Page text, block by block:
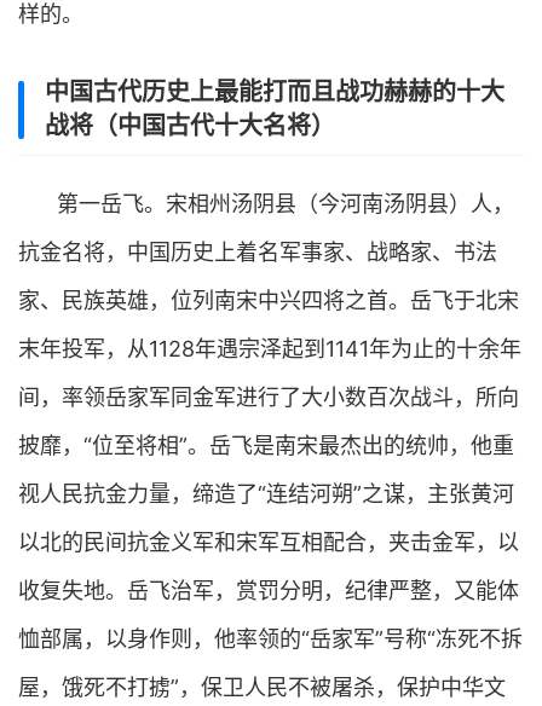
样的。
中国古代历史上最能打而且战功赫赫的十大
战将（中国古代十大名将）
第一岳飞。宋相州汤阴县（今河南汤阴县）人，
抗金名将，中国历史上着名军事家、战略家、书法
家、民族英雄，位列南宋中兴四将之首。岳飞于北宋
末年投军，从1128年遇宗泽起到1141年为止的十余年
间，率领岳家军同金军进行了大小数百次战斗，所向
披靡，“位至将相”。岳飞是南宋最杰出的统帅，他重
视人民抗金力量，缔造了“连结河朔”之谋，主张黄河
以北的民间抗金义军和宋军互相配合，夹击金军，以
收复失地。岳飞治军，赏罚分明，纪律严整，又能体
恤部属，以身作则，他率领的“岳家军”号称“冻死不拆
屋，饿死不打掳”，保卫人民不被屠杀，保护中华文